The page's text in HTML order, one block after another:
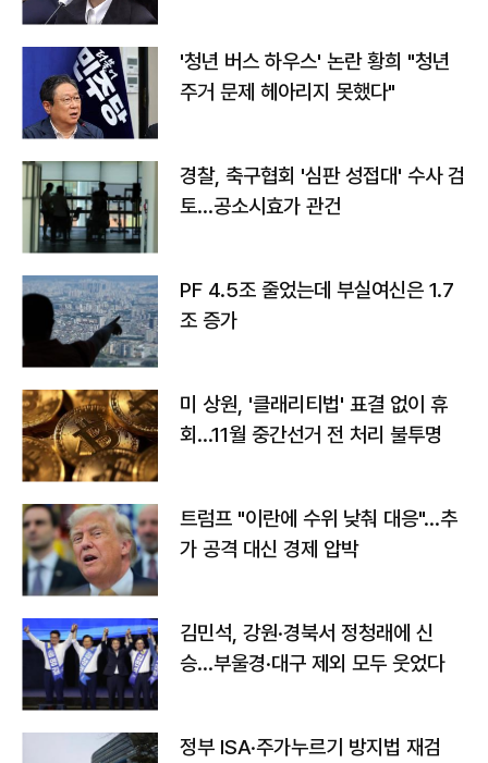
'청년 버스 하우스' 논란 황희 "청년
주거 문제 헤아리지 못했다"
경찰, 축구협회 '심판 성접대' 수사 검
토…공소시효가 관건
PF 4.5조 줄었는데 부실여신은 1.7
조 증가
미 상원, '클래리티법' 표결 없이 휴
회…11월 중간선거 전 처리 불투명
트럼프 "이란에 수위 낮춰 대응"…추
가 공격 대신 경제 압박
김민석, 강원·경북서 정청래에 신
승…부울경·대구 제외 모두 웃었다
정부 ISA·주가누르기 방지법 재검